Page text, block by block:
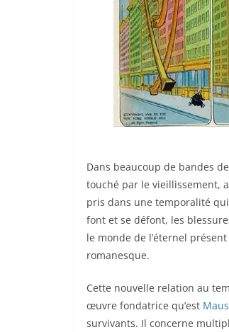
Dans beaucoup de bandes
touché par le vieillissement,
pris dans une temporalité
font et se défont, les
le monde de l’éternel
romanesque.
Cette nouvelle relation au
œuvre fondatrice qu’est Maus
survivants. Il concerne